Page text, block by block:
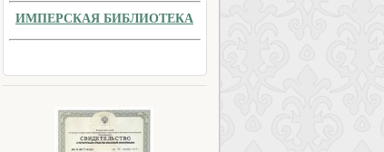
ИМПЕРСКАЯ БИБЛИОТЕКА